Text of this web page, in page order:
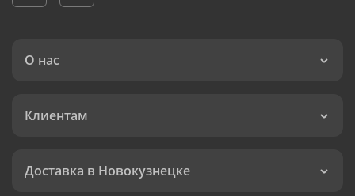
О нас
Клиентам
Доставка в Новокузнецке